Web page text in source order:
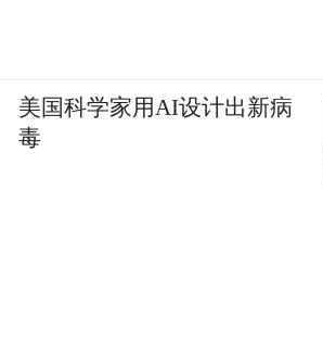
美国科学家用AI设计出新病
毒